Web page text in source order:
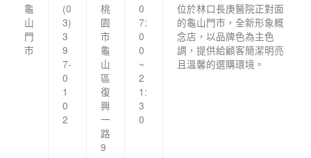
龜
山
門
市
(0
3)
3
9
7-
0
1
0
2
桃
園
市
龜
山
區
復
興
一
路
9
0
7:
0
0
~
2
1:
3
0
位於林口長庚醫院正對面
的龜山門市，全新形象概
念店，以品牌色為主色
調，提供給顧客簡潔明亮
且溫馨的選購環境。